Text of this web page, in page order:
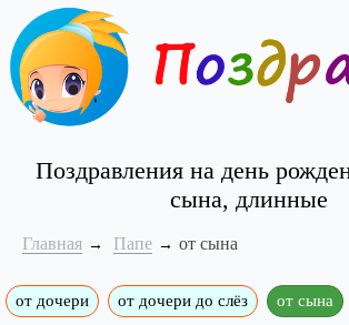
Поздравления на день
сына, длинные
Главная Папе от сына
от дочери от дочери до слёз от сына